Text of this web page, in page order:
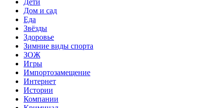
Дом и сад
Еда
Звёзды
Здоровье
Зимние виды спорта
ЗОЖ
Игры
Импортозамещение
Интернет
Истории
Компании